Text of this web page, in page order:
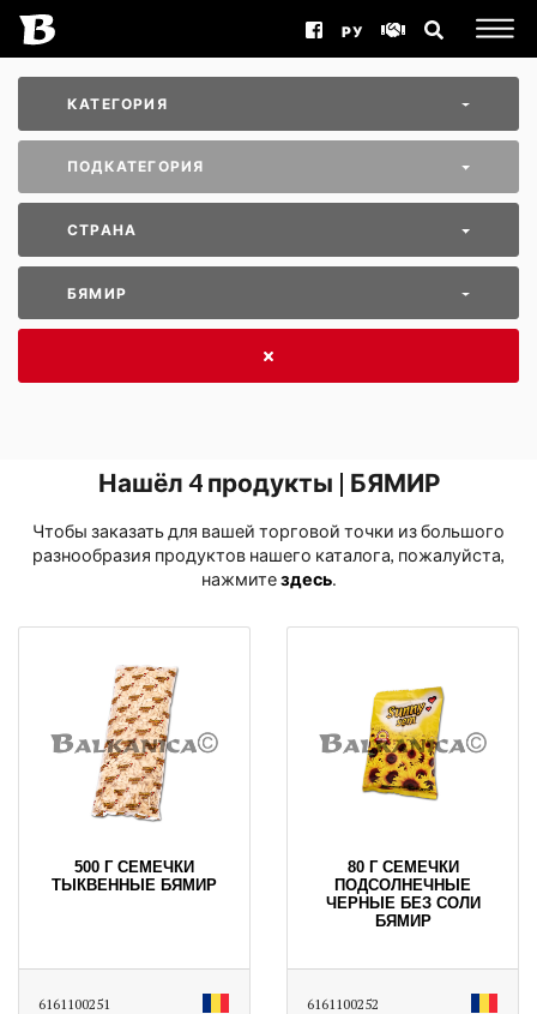
РУ
КАТЕГОРИЯ
ПОДКАТЕГОРИЯ
СТРАНА
БЯМИР
Нашёл 4продукты | БЯМИР
Чтобы заказать для вашей торговой точки из большого
разнообразия продуктов нашего каталога, пожалуйста,
нажмитездесь․
500 Г СЕМЕЧКИ
ТЫКВЕННЫЕ БЯМИР
6161100251
80 Г СЕМЕЧКИ
ПОДСОЛНЕЧНЫЕ
ЧЕРНЫЕ БЕЗ СОЛИ
БЯМИР
6161100252